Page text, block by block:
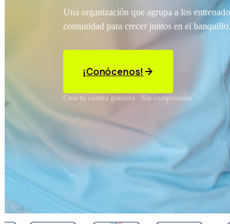
Una organización que agrupa a los
comunidad para crecer juntos en el banquillo.
¡Conócenos!
Crea tu cuenta gratuita · Sin compromiso